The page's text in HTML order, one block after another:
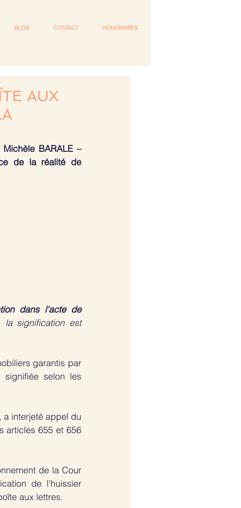
BLOG CONTACT HONORAIRES
AUX
BARALE –
de la réalité de
dans l'acte de
la signification est
garantis par
signifiée selon les
a interjeté appel du
articles 655 et 656
de la Cour
de l’huissier
aux lettres.